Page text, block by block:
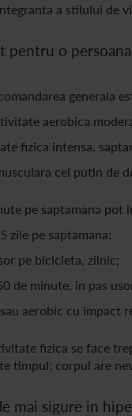
a stilului de
pentru o
generala
aerobica
fizica intensa,
cel putin de
pe saptamana pot
zile pe saptamana;
pe bicicleta, zilnic;
de minute, in pas
aerobic cu impact
fizica se face
timpul; corpul are
mai sigure in